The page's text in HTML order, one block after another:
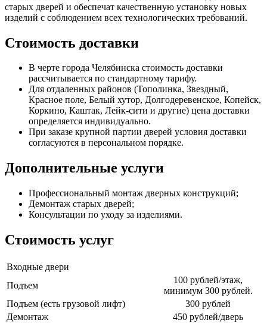
старых дверей и обеспечат качественную установку новых
изделий с соблюдением всех технологических требований.
Стоимость доставки
В черте города Челябинска стоимость доставки
рассчитывается по стандартному тарифу.
Для отдаленных районов (Тополинка, Звездный,
Красное поле, Белый хутор, Долгодеревенское, Копейск,
Коркино, Каштак, Лейк-сити и другие) цена доставки
определяется индивидуально.
При заказе крупной партии дверей условия доставки
согласуются в персональном порядке.
Дополнительные услуги
Профессиональный монтаж дверных конструкций;
Демонтаж старых дверей;
Консультации по уходу за изделиями.
Стоимость услуг
Входные двери
Подъем
100 рублей/этаж,
минимум 300 рублей.
Подъем (есть грузовой лифт)
300 рублей
Демонтаж
450 рублей/дверь